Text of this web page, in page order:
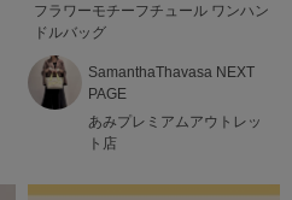
フラワーモチーフチュール ワンハン
ドルバッグ
SamanthaThavasa NEXT
PAGE
あみプレミアムアウトレッ
ト店